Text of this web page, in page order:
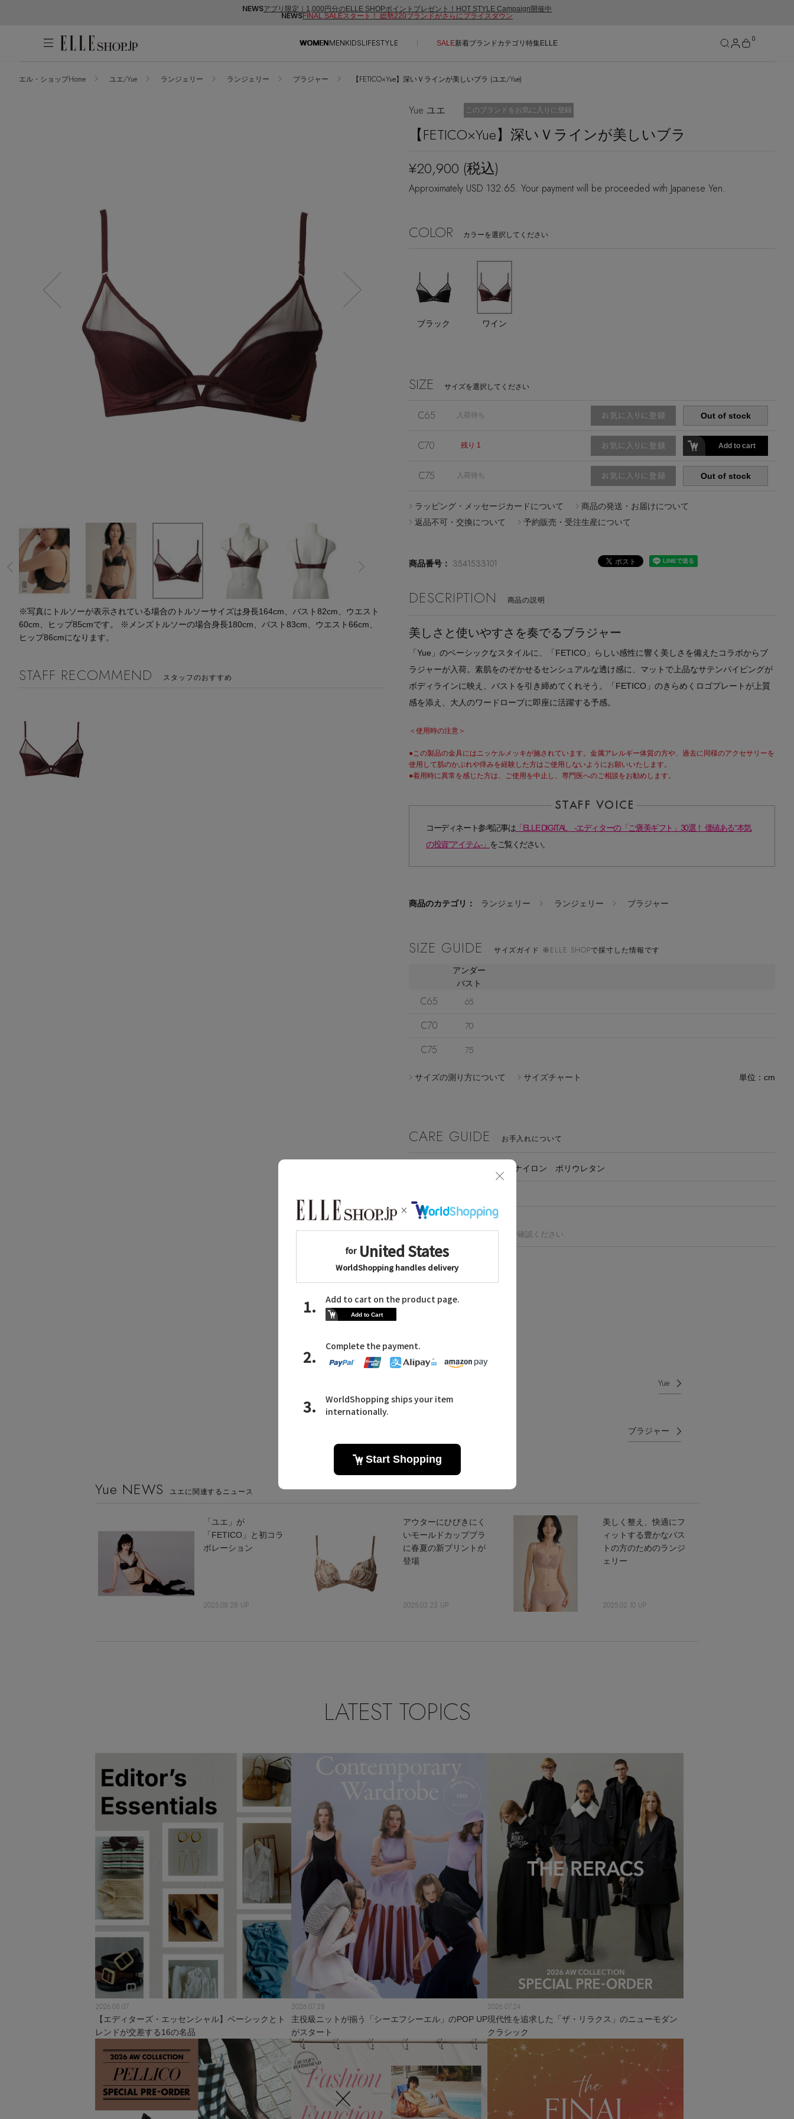
NEWSアプリ限定｜1,000円分のELLE SHOPポイントプレゼント！HOT STYLE Campaign開催中
NEWSFINAL SALEスタート！ 総勢220ブランドがさらにプライスダウン
WOMENMENKIDSLIFESTYLE SALE新着ブランドカテゴリ 特集ELLE
0
ブランド
【Tシャツ】デイリーに活躍
【日傘】完全遮光・軽量傘
【サンダル】ビーサンの季節！
【リネン】涼しい夏素材
【CFCL】注目のPOP-UP
【レース】上品な透け感
【雨の日】急な雨対策グッズ
【限定】ここでしか買えないアイテム
【ペプラム】トレンドシルエット
CATEGORY
ウェア
すべてのウェア
ブラウス・シャツ
カットソー・Tシャツ
ワンピース・チュニック
パンツ
シューズ
すべてのシューズ
サンダル
パンプス
スニーカー
バッグ・財布
すべてのバッグ・財布
カゴバッグ
ショルダーバッグ
ボストンバッグ
スーツケース
ファッション小物
すべてのファッション小物
ストール・マフラー・ケープ
グローブ
レッグウェア
ポーチ
チャーム・ストラップ
その他(傘・ハンカチ・時計など)
アクセサリー
アンクレット
チャーム
ランジェリー
水着・スイムウェア
BRAND NEWS
HOT STYLE
メルマガ PICKUP
the Loop
情報をいち早くお届けします。
ご登録はこちら
ご利用ガイド
カスタマーサポート
お知らせ
よくあるご質問
エル・ショップHome ユエ/Yue ランジェリー ランジェリー ブラジャー 【FETICO×Yue】深いＶラインが美しいブラ (ユエ/Yue)
Yue ユエ お気に入り済
このブランドをお気に入りに登録
【FETICO×Yue】深いＶラインが美しいブラ
¥20,900 (税込)
Approximately USD 132.65. Your payment will be proceeded with Japanese Yen.
COLOR カラーを選択してください
ブラック ワイン
SIZE サイズを選択してください
C65 入荷待ち Out of stock
C70 残り 1 Add to cart
C75 入荷待ち Out of stock
ラッピング・メッセージカードについて
商品の発送・お届けについて
返品不可・交換について
予約販売・受注生産について
商品番号： 3541533101
DESCRIPTION 商品の説明
美しさと使いやすさを奏でるブラジャー
「Yue」のベーシックなスタイルに、「FETICO」らしい感性に響く美しさを備えたコラボからブ
ラジャーが入荷。素肌をのぞかせるセンシュアルな透け感に、マットで上品なサテンパイピングが
ボディラインに映え、バストを引き締めてくれそう。「FETICO」のきらめくロゴプレートが上質
感を添え、大人のワードローブに即座に活躍する予感。
＜使用時の注意＞
●この製品の金具にはニッケルメッキが施されています。金属アレルギー体質の方や、過去に同様のアクセサリーを
使用して肌のかぶれや痒みを経験した方はご使用しないようにお願いいたします。
●着用時に異常を感じた方は、ご使用を中止し、専門医へのご相談をお勧めします。
コーディネート参考記事は「ELLE DIGITAL -エディターの「ご褒美ギフト」30選！ 価値ある“本気
の投資”アイテム-」 をご覧ください。
商品のカテゴリ： ランジェリー ランジェリー ブラジャー
SIZE GUIDE サイズガイド ※ELLE SHOPで採寸した情報です
アンダー
バスト
C65 65
C70 70
C75 75
サイズの測り方について サイズチャート 単位：cm
CARE GUIDE お手入れについて
ポリエステル ナイロン ポリウレタン
洗濯表示 手洗い
※洗濯表示の詳細は商品をご確認ください
※写真にトルソーが表示されている場合のトルソーサイズは身長164cm、バスト82cm、ウエスト
60cm、ヒップ85cmです。 ※メンズトルソーの場合身長180cm、バスト83cm、ウエスト66cm、
ヒップ86cmになります。
STAFF RECOMMEND スタッフのおすすめ
BOUGHT TOGETHER
同じブランドのアイテム
Yue
同じカテゴリのアイテム
ブラジャー
Yue NEWS ユエに関連するニュース
「ユエ」が
「FETICO」と初コラ
ボレーション
2025.08.28 UP
アウターにひびきにく
いモールドカップブラ
に春夏の新プリントが
登場
2025.03.23 UP
美しく整え、快適にフ
ィットする豊かなバス
トの方のためのランジ
ェリー
2025.02.10 UP
LATEST TOPICS
2026.08.07
【エディターズ・エッセンシャル】ベーシックとト
レンドが交差する16の名品
2026.07.28
主役級ニットが揃う「シーエフシーエル」のPOP UP
がスタート
2026.07.24
現代性を追求した「ザ・リラクス」のニューモダン
クラシック